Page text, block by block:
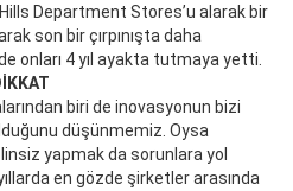
Hills Department Stores’u alarak bir
son bir çırpınışta daha
onları 4 yıl ayakta tutmaya yetti.
biri de inovasyonun bizi
düşünmemiz. Oysa
yapmak da sorunlara yol
en gözde şirketler arasında